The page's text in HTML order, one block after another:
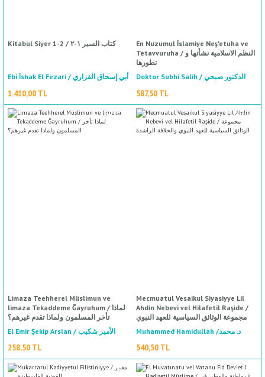
%50
indirim
Kitabul Siyer 1-2 / كتاب السير ١-٢
Ebi İshak El Fezari / أبي إسحاق الفزاري
1.410,00 TL
En Nuzumul İslamiye Neş'etuha ve
Tetavvuruha / النظم الاسلامية نشأتها و
تطورها
Doktor Subhi Salih / الدكتور صبحي
الصالح
587,50 TL
Limaza Teehherel Müslimun ve
limaza Tekaddeme Ğayruhum / لماذا
تأخر المسلمون ولماذا تقدم غيرهم؟
El Emir Şekip Arslan / الأمير شكيب
أرسلان
258,50 TL
Mecmuatul Vesaikul Siyasiyye Lil
Ahdin Nebevi vel Hilafetil Raşide /
مجموعة الوثائق السياسية للعهد النبوي
Muhammed Hamidullah /د. محمد
حميدالله
540,50 TL